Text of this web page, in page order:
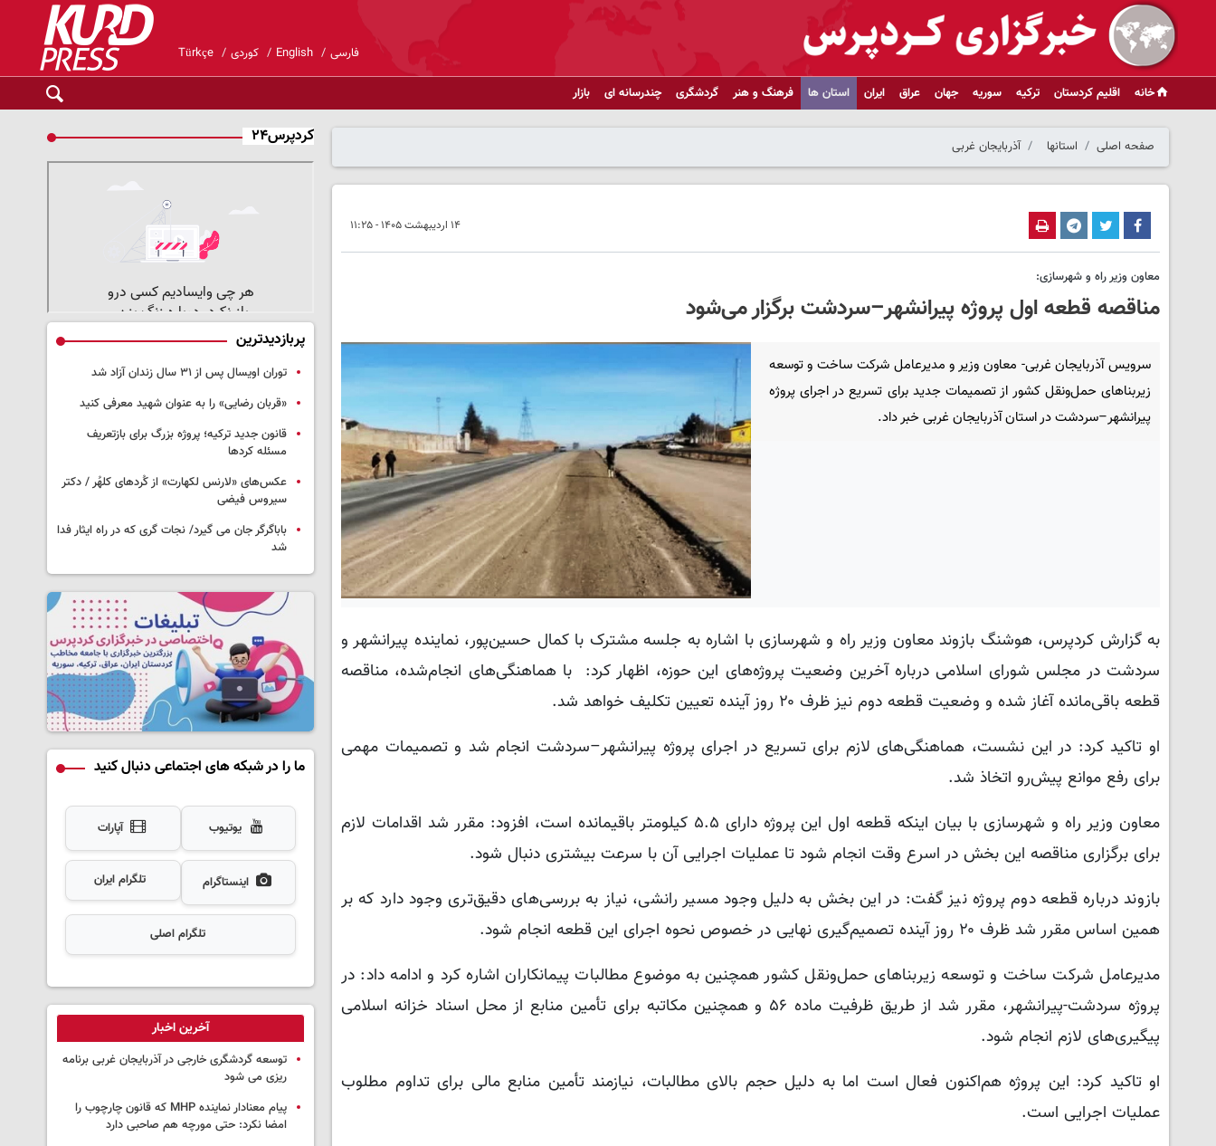
فارسی English کوردی Türkçe
خانه اقلیم کردستان ترکیه سوریه جهان عراق ایران استان ها فرهنگ و هنر گردشگری چندرسانه ای بازار
صفحه اصلی استانها آذربایجان غربی
۱۴ اردیبهشت ۱۴۰۵ - ۱۱:۲۵
معاون وزیر راه و شهرسازی:
مناقصه قطعه اول پروژه پیرانشهر–سردشت برگزار می‌شود
سرویس آذربایجان غربی- معاون وزیر و مدیرعامل شرکت ساخت و توسعه
زیربناهای حمل‌ونقل کشور از تصمیمات جدید برای تسریع در اجرای پروژه
پیرانشهر–سردشت در استان آذربایجان غربی خبر داد.
به گزارش کردپرس، هوشنگ بازوند معاون وزیر راه و شهرسازی با اشاره به جلسه‌ مشترک با کمال حسین‌پور، نماینده پیرانشهر و
سردشت در مجلس شورای اسلامی درباره آخرین وضعیت پروژه‌های این حوزه، اظهار کرد: با هماهنگی‌های انجام‌شده، مناقصه
قطعه باقی‌مانده آغاز شده و وضعیت قطعه دوم نیز ظرف ۲۰ روز آینده تعیین تکلیف خواهد شد.
او تاکید کرد: در این نشست، هماهنگی‌های لازم برای تسریع در اجرای پروژه پیرانشهر–سردشت انجام شد و تصمیمات مهمی
برای رفع موانع پیش‌رو اتخاذ شد.
معاون وزیر راه و شهرسازی با بیان اینکه قطعه اول این پروژه دارای ۵.۵ کیلومتر باقیمانده است، افزود: مقرر شد اقدامات لازم
برای برگزاری مناقصه این بخش در اسرع وقت انجام شود تا عملیات اجرایی آن با سرعت بیشتری دنبال شود.
بازوند درباره قطعه دوم پروژه نیز گفت: در این بخش به دلیل وجود مسیر رانشی، نیاز به بررسی‌های دقیق‌تری وجود دارد که بر
همین اساس مقرر شد ظرف ۲۰ روز آینده تصمیم‌گیری نهایی در خصوص نحوه اجرای این قطعه انجام شود.
مدیرعامل شرکت ساخت و توسعه زیربناهای حمل‌ونقل کشور همچنین به موضوع مطالبات پیمانکاران اشاره کرد و ادامه داد: در
پروژه سردشت-پیرانشهر، مقرر شد از طریق ظرفیت ماده ۵۶ و همچنین مکاتبه برای تأمین منابع از محل اسناد خزانه اسلامی
پیگیری‌های لازم انجام شود.
او تاکید کرد: این پروژه هم‌اکنون فعال است اما به دلیل حجم بالای مطالبات، نیازمند تأمین منابع مالی برای تداوم مطلوب
عملیات اجرایی است.
کردپرس۲۴
پربازدیدترین
توران اویسال پس از ۳۱ سال زندان آزاد شد
«قربان رضایی» را به عنوان شهید معرفی کنید
قانون جدید ترکیه؛ پروژه بزرگ‌ برای بازتعریف
مسئله کردها
عکس‌های «لارنس لکهارت» از کُردهای کلهُر / دکتر
سیروس فیضی
باباگرگر جان می گیرد/ نجات گری که در راه ایثار فدا
شد
ما را در شبکه های اجتماعی دنبال کنید
یوتیوب آپارات
اینستاگرام تلگرام ایران
تلگرام اصلی
آخرین اخبار
توسعه گردشگری خارجی در آذربایجان غربی برنامه
ریزی می شود
پیام معنادار نماینده MHP که قانون چارچوب را
امضا نکرد: حتی مورچه هم صاحبی دارد